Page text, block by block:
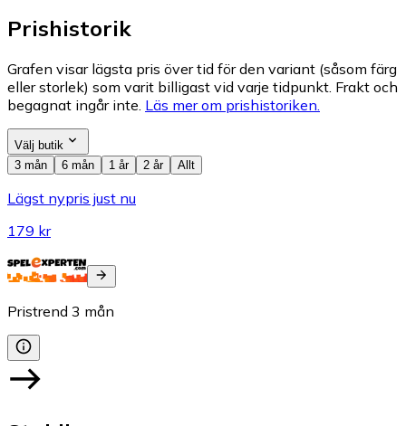
Prishistorik
Grafen visar lägsta pris över tid för den variant (såsom färg
eller storlek) som varit billigast vid varje tidpunkt. Frakt och
begagnat ingår inte. Läs mer om prishistoriken.
Välj butik
3 mån
6 mån 1 år 2 år Allt
Lägst nypris just nu
179 kr
Pristrend 3 mån